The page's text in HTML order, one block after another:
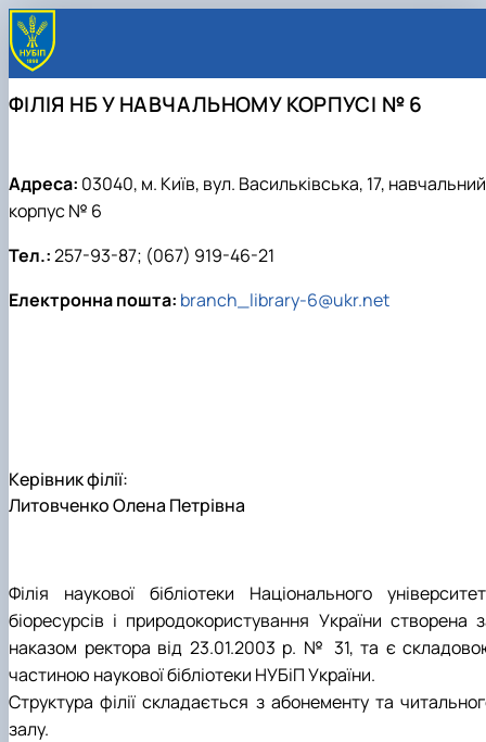
ФІЛІЯ НБ У НАВЧАЛЬНОМУ КОРПУСІ № 6
Адреса: 03040, м. Київ, вул. Васильківська, 17, навчальний
корпус № 6
Тел.:257-93-87; (067) 919-46-21
Електронна пошта: branch_library-6@ukr.net
Керівник філії:
Литовченко Олена Петрівна
Філія наукової бібліотеки Національного
біоресурсів і природокористування України створена
наказом ректора від 23.01.2003 р. № 31, та є
частиною наукової бібліотеки НУБіП України.
Структура філії складається з абонементу та
залу.